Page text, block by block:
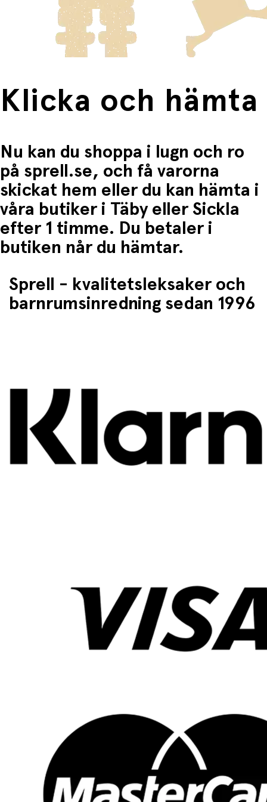
Lekvärde:
Trygg introduktion till vattenlek
– Perfekt för att
hjälpa barnet att känna sig trygg i vattnet, oavsett
om det är i badkaret, poolen eller på stranden.
dockan.
Stimulering av rollek och språk– Barn älskar att
imitera vuxna. Genom att bada och ta hand om
frakten för dessa varor visas i kassan.
Fri frakt när du handlar för mer än 1500:-
Klicka och hämta
Nu kan du shoppa i lugn och ro
på sprell.se, och få varorna
skickat hem eller du kan hämta i
våra butiker i Täby eller Sickla
efter 1 timme. Du betaler i
butiken når du hämtar.
Sprell - kvalitetsleksaker och
barnrumsinredning sedan 1996